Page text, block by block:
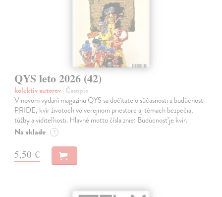
QYS leto 2026 (42)
kolektív autorov| Časopis
V novom vydaní magazínu QYS sa dočítate o súčasnosti a budúcnosti
PRIDE, kvír životoch vo verejnom priestore aj témach bezpečia,
túžby a viditeľnosti. Hlavné motto čísla znie: Budúcnosť je kvír.
Na sklade ?
5,50 €